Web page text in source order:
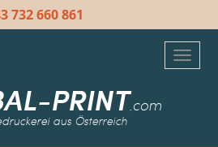
732 660 861
PRINT.com
aus Österreich